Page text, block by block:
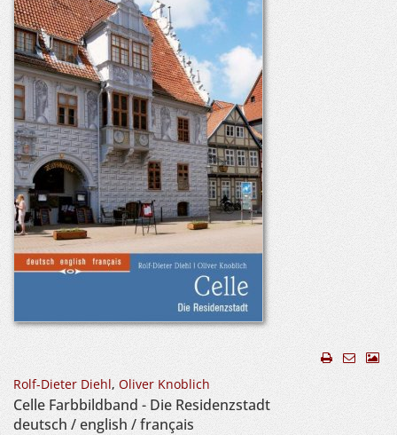
Rolf-Dieter Diehl, Oliver Knoblich
Celle Farbbildband - Die Residenzstadt
deutsch / english / français